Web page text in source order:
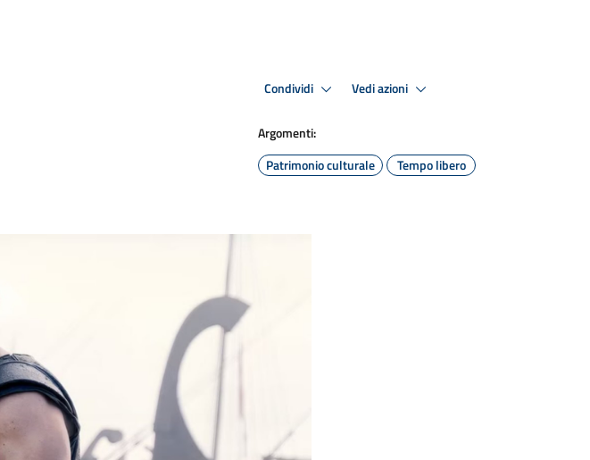
Condividi Vedi azioni
Argomenti:
Patrimonio culturale
Tempo libero